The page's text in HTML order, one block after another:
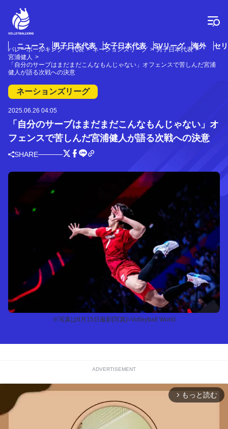
ニュース 男子日本代表 女子日本代表 SVリーグ 海外 セ
バレーボールキング 代表 ネーションズリーグ
男子日本代表
宮浦健人
「自分のサーブはまだまだこんなもんじゃない」オフェンスで苦しんだ宮浦
健人が語る次戦への決意
ネーションズリーグ
2025.06.26 04:05
「自分のサーブはまだまだこんなもんじゃない」オ
フェンスで苦しんだ宮浦健人が語る次戦への決意
SHARE
※写真は6月15日撮影[写真]=Volleyball World
ADVERTISEMENT
arrow_forward_ios もっと読む